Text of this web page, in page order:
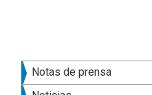
Barra
Notas de prensa